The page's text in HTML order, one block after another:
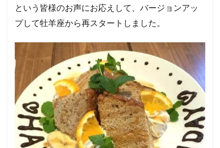
という皆様のお声にお応えして、バージョンアッ
プして牡羊座から再スタートしました。